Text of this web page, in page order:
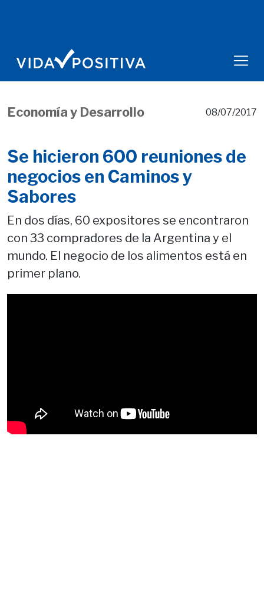
Economía y Desarrollo 08/07/2017
Se hicieron 600 reuniones de
negocios en Caminos y
Sabores
En dos días, 60 expositores se encontraron
con 33 compradores de la Argentina y el
mundo. El negocio de los alimentos está en
primer plano.